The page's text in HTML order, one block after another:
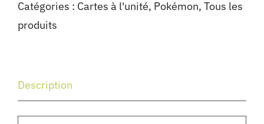
Catégories : Cartes à l'unité, Pokémon, Tous les
produits
Description